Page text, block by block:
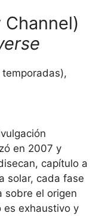
en 2007 y
capítulo a
solar, cada fase
sobre el origen
es exhaustivo y